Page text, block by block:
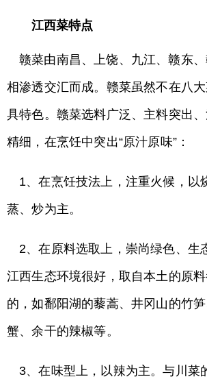
江西菜特点
赣菜由南昌、上饶、九江、赣东
相渗透交汇而成。赣菜虽然不在八
具特色。赣菜选料广泛、主料突出
精细，在烹饪中突出“原汁原味”：
1、在烹饪技法上，注重火候，以
蒸、炒为主。
2、在原料选取上，崇尚绿色、生
江西生态环境很好，取自本土的原
的，如鄱阳湖的藜蒿、井冈山的竹
蟹、余干的辣椒等。
3、在味型上，以辣为主。与川菜